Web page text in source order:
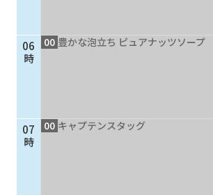
ご加入お申し込み・資
06
時
07
時
00 豊かな泡立ち ピュアナッツソープ
00 キャプテンスタッグ